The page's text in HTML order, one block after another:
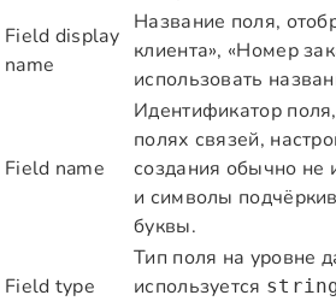
Field display
name
Название поля,
клиента», «Номер
использовать
Field name
Идентификатор
полях связей,
создания обычно не
и символы
буквы.
Field type
Тип поля на уровне
используется